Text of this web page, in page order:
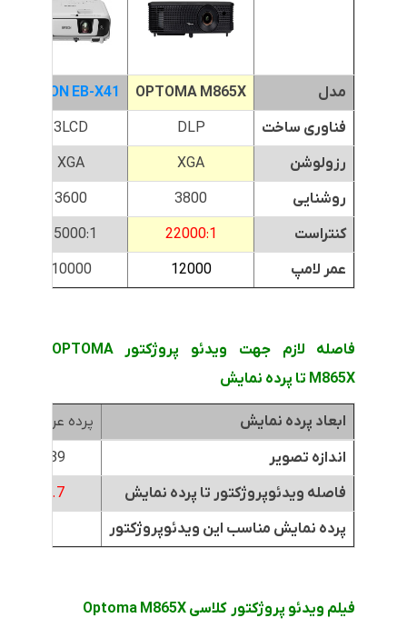
مدل OPTOMA M865X
EPSON EB-X41
فناوری ساخت
DLP
3LCD
رزولوشن
XGA
XGA
روشنایی
3800
3600
کنتراست
22000:1
15000:1
عمر لامپ
12000
10000
فاصله لازم جهت ویدئو پروژکتور OPTOMA
M865X تا پرده نمایش
ابعاد پرده نمایش
پرده عرض 1.8متر
اندازه تصویر
89 اینچ
فاصله ویدئوپروژکتور تا پرده نمایش
3.7
پرده نمایش مناسب این ویدئوپروژکتور
فیلم ویدئو پروژکتور کلاسی M865X